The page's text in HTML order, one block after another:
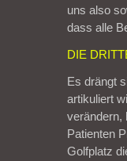
uns also
dass alle
DIE
Es drängt
artikuliert
verändern,
Patienten
Golfplatz